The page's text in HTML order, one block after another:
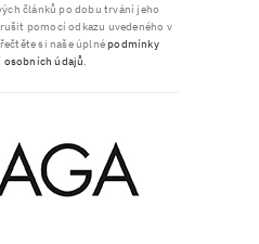
článků po dobu trvání jeho
pomocí odkazu uvedeného v
si naše úplnépodmínky
osobních údajů